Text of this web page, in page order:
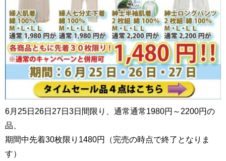
6月25日26日27日3日間限り、通常通常1980円～2200円の
品、
期間中先着30枚限り1480円（完売の時点で終了となりま
す）